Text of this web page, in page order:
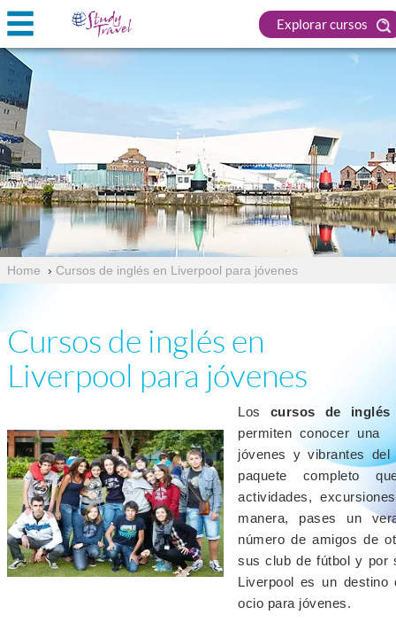
Explorar cursos
Home › Cursos de inglés en Liverpool para jóvenes
Cursos de inglés en
Liverpool para jóvenes
Los cursos de inglés
permiten conocer una
jóvenes y vibrantes del
paquete completo
actividades,
manera, pases un
número de amigos de
sus club de fútbol y por
Liverpool es un
ocio para jóvenes.